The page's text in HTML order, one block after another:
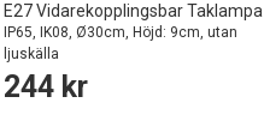
E27 Vidarekopplingsbar Taklampa
IP65, IK08, Ø30cm, Höjd: 9cm, utan
ljuskälla
244 kr